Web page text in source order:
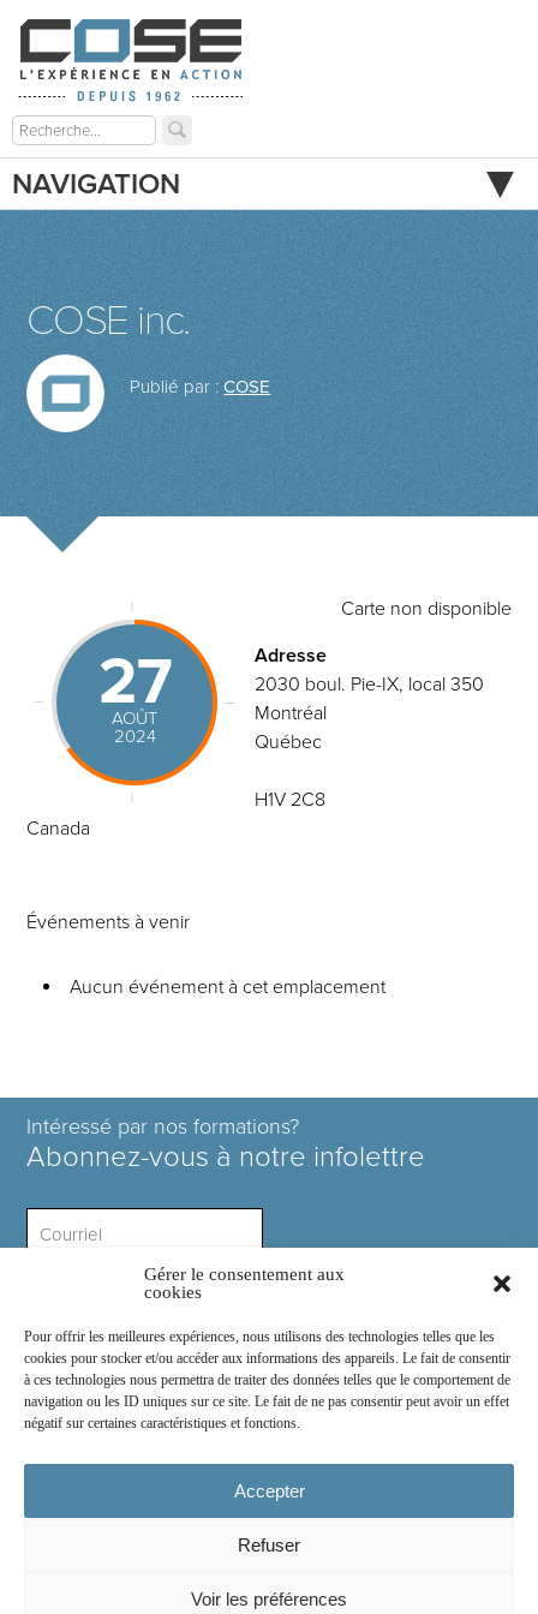
Gérer le consentement aux
cookies
Pour offrir les meilleures expériences, nous utilisons des technologies telles que les
cookies pour stocker et/ou accéder aux informations des appareils. Le fait de consentir
à ces technologies nous permettra de traiter des données telles que le comportement de
navigation ou les ID uniques sur ce site. Le fait de ne pas consentir peut avoir un effet
négatif sur certaines caractéristiques et fonctions.
Accepter
Refuser
Voir les préférences
NAVIGATION
COSE inc.
Publié par :COSE
27
AOÛT
2024
Carte non disponible
Adresse
2030 boul. Pie-IX, local 350
Montréal
Québec
H1V 2C8
Canada
Événements à venir
Aucun événement à cet emplacement
Intéressé par nos formations?
Abonnez-vous à notre infolettre
2030 boul. Pie IX suite 214.2